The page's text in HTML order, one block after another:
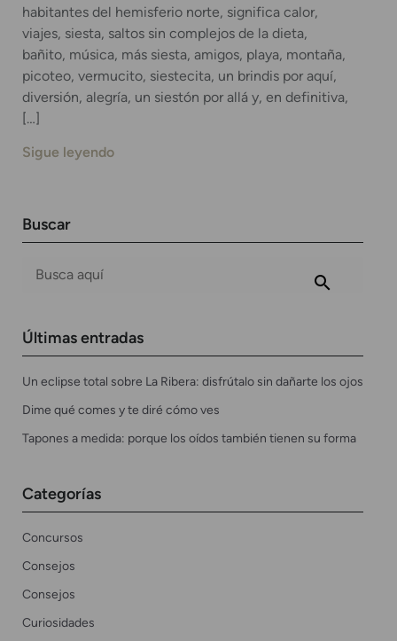
habitantes del hemisferio norte, significa calor,
viajes, siesta, saltos sin complejos de la dieta,
bañito, música, más siesta, amigos, playa, montaña,
picoteo, vermucito, siestecita, un brindis por aquí,
diversión, alegría, un siestón por allá y, en definitiva,
[…]
Sigue leyendo
Buscar
Últimas entradas
Un eclipse total sobre La Ribera: disfrútalo sin dañarte los ojos
Dime qué comes y te diré cómo ves
Tapones a medida: porque los oídos también tienen su forma
Categorías
Concursos
Consejos
Consejos
Curiosidades